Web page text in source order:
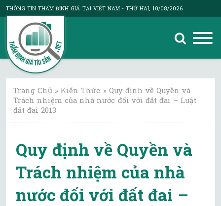
THÔNG TIN THẨM ĐỊNH GIÁ TẠI VIỆT NAM- THỨ HAI, 10/08/2026
Trang Chủ » Kiến Thức » Quy định về Quyền và
Trách nhiệm của nhà nước đối với đất đai – Luật
đất đai 2013
Quy định về Quyền và
Trách nhiệm của nhà
nước đối với đất đai –